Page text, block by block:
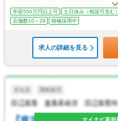
年収550万円以上可 土日休み（相談可含む）
店舗数10～29
積極採用中
求人の詳細を見る